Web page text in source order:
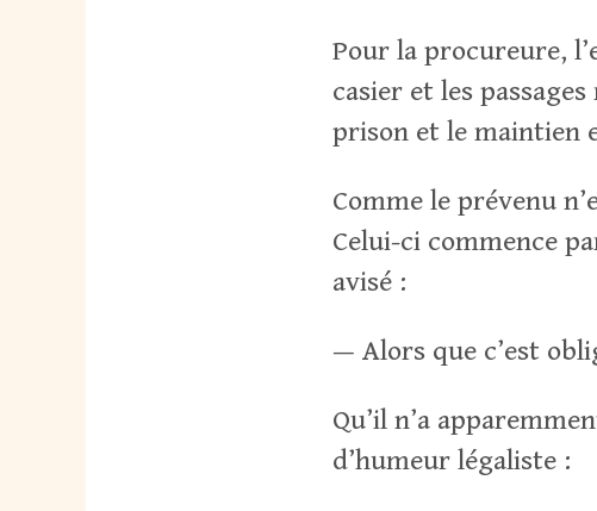
Pour la procureure,
casier et les
prison et le maintien
Comme le prévenu
Celui-ci commence
avisé :
— Alors que c’est
Qu’il n’a
d’humeur légaliste :